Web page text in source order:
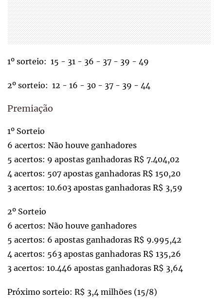
1º sorteio: 15 - 31 - 36 - 37 - 39 - 49
2º sorteio: 12 - 16 - 30 - 37 - 39 - 44
Premiação
1º Sorteio
6 acertos: Não houve ganhadores
5 acertos: 9 apostas ganhadoras R$ 7.404,02
4 acertos: 507 apostas ganhadoras R$ 150,20
3 acertos: 10.603 apostas ganhadoras R$ 3,59
2º Sorteio
6 acertos: Não houve ganhadores
5 acertos: 6 apostas ganhadoras R$ 9.995,42
4 acertos: 563 apostas ganhadoras R$ 135,26
3 acertos: 10.446 apostas ganhadoras R$ 3,64
Próximo sorteio: R$ 3,4 milhões (15/8)